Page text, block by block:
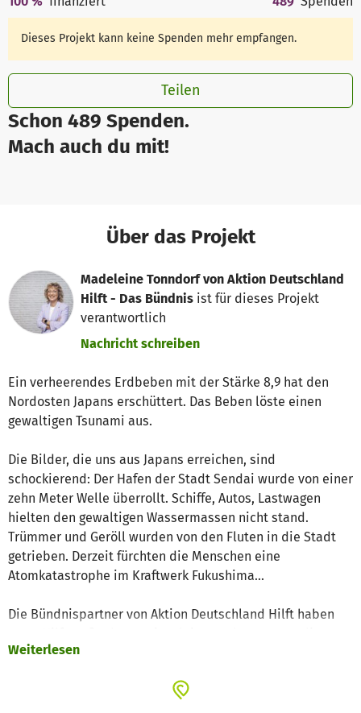
Schon 489 Spenden.
Mach auch du mit!
Dieses Projekt kann keine Spenden mehr empfangen.
Teilen
Über das Projekt
Madeleine Tonndorf von Aktion Deutschland
Hilft - Das Bündnis ist für dieses Projekt
verantwortlich
Nachricht schreiben
Ein verheerendes Erdbeben mit der Stärke 8,9 hat den
Nordosten Japans erschüttert. Das Beben löste einen
gewaltigen Tsunami aus.
Die Bilder, die uns aus Japans erreichen, sind
schockierend: Der Hafen der Stadt Sendai wurde von einer
zehn Meter Welle überrollt. Schiffe, Autos, Lastwagen
hielten den gewaltigen Wassermassen nicht stand.
Trümmer und Geröll wurden von den Fluten in die Stadt
getrieben. Derzeit fürchten die Menschen eine
Atomkatastrophe im Kraftwerk Fukushima...
Die Bündnispartner von Aktion Deutschland Hilft haben
Obdachlosen mit Notunterkünften, Mahlzeiten und stellen
Weiterlesen